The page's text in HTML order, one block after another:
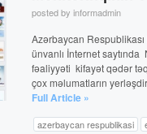
posted by informadmin
Azərbaycan
ünvanlı İnternet
fəaliyyəti kifayət qədər
çox məlumatların
Full Article »
azerbaycan respublikasi